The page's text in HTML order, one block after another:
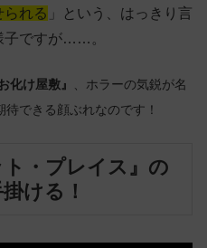
れる 」という、はっきり言
子ですが……。
化け屋敷』
、ホラーの気鋭が名
できる顔ぶれなのです！
・プレイス』の
ける！